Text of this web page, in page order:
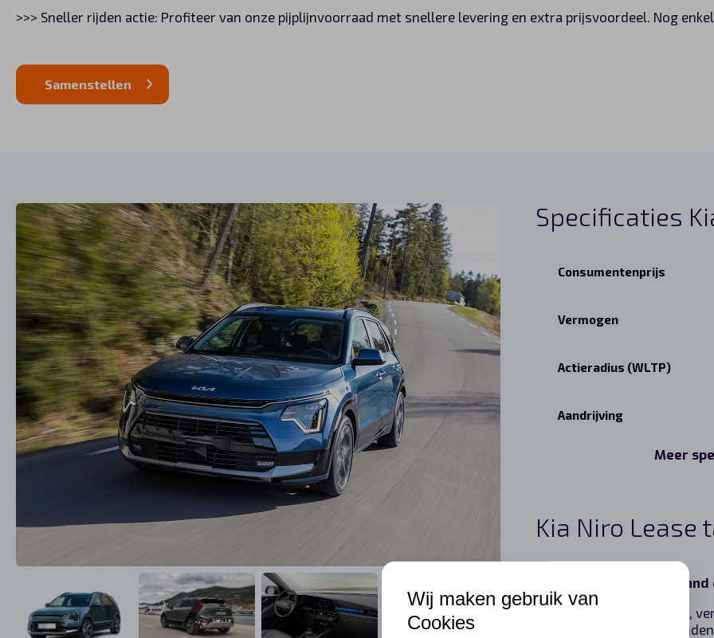
>>> Sneller rijden actie: Profiteer van onze pijplijnvoorraad met snellere levering en extra prijsvoordeel. Nog
Samenstellen
Specificaties
Consumentenprijs
Vermogen
Actieradius (WLTP)
Aandrijving
Meer
Kia Niro
Bij een looptijd van 12
Inclusief wegenbelasting,
onderhoud,reparatie,
Wij maken gebruik van
Cookies